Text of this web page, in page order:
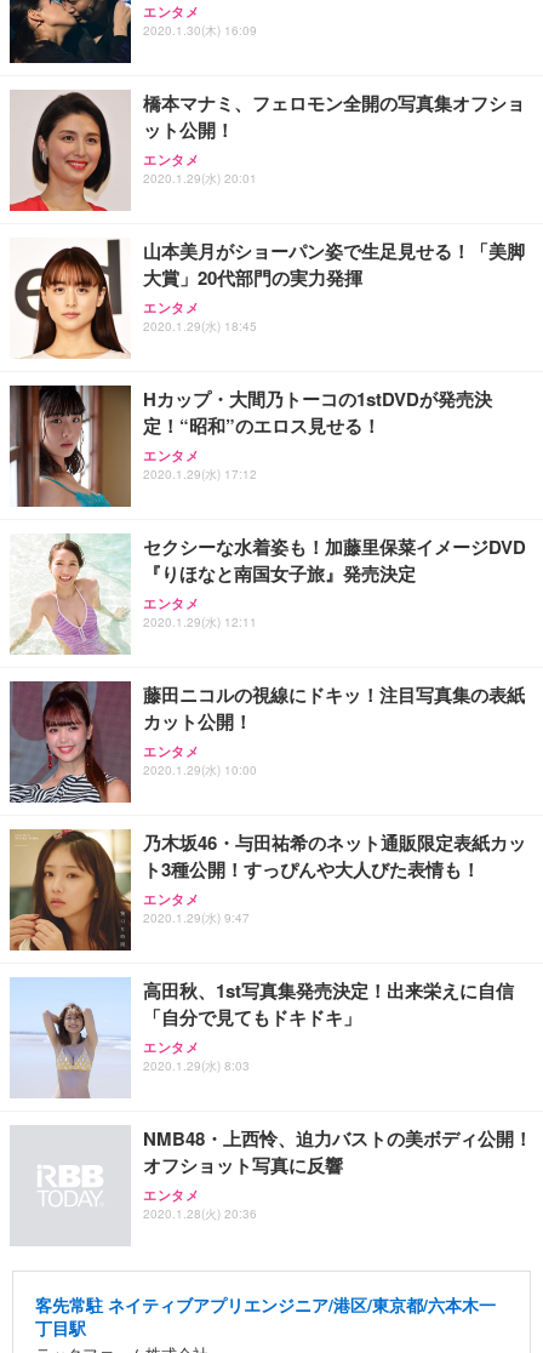
エンタメ
2020.1.30(木) 16:09
橋本マナミ、フェロモン全開の写真集オフショ
ット公開！
エンタメ
2020.1.29(水) 20:01
山本美月がショーパン姿で生足見せる！「美脚
大賞」20代部門の実力発揮
エンタメ
2020.1.29(水) 18:45
Hカップ・大間乃トーコの1stDVDが発売決
定！“昭和”のエロス見せる！
エンタメ
2020.1.29(水) 17:12
セクシーな水着姿も！加藤里保菜イメージDVD
『りほなと南国女子旅』発売決定
エンタメ
2020.1.29(水) 12:11
藤田ニコルの視線にドキッ！注目写真集の表紙
カット公開！
エンタメ
2020.1.29(水) 10:00
乃木坂46・与田祐希のネット通販限定表紙カッ
ト3種公開！すっぴんや大人びた表情も！
エンタメ
2020.1.29(水) 9:47
高田秋、1st写真集発売決定！出来栄えに自信
「自分で見てもドキドキ」
エンタメ
2020.1.29(水) 8:03
NMB48・上西怜、迫力バストの美ボディ公開！
オフショット写真に反響
エンタメ
2020.1.28(火) 20:36
客先常駐 ネイティブアプリエンジニア/港区/東京都/六本木一
丁目駅